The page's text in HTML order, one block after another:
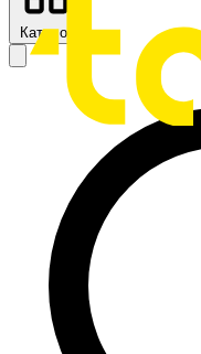
Каталог